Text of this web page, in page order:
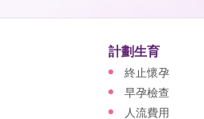
計劃生育
終止懷孕
早孕檢查
人流費用